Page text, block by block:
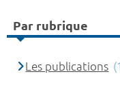
Par rubrique
Les publications